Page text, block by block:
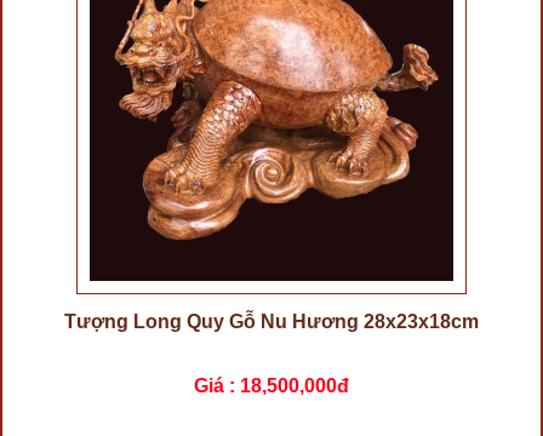
Tượng Long Quy Gỗ Nu Hương 28x23x18cm
Giá : 18,500,000đ